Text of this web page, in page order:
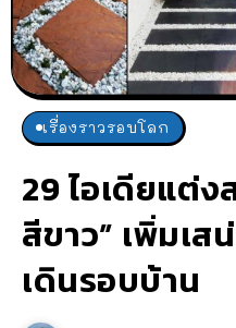
เรื่องราวรอบโลก
29 ไอเดียแต่
สีขาว” เพิ่มเส
เดินรอบบ้าน